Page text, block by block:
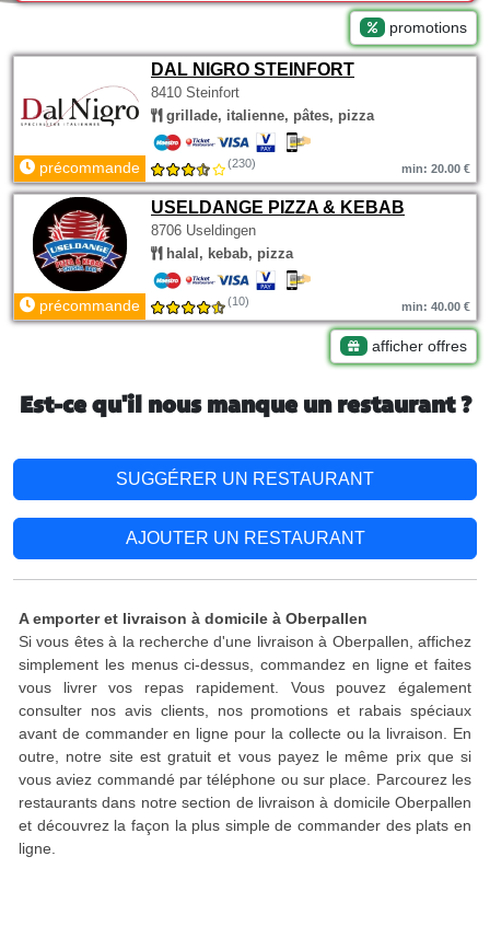
promotions
DAL NIGRO STEINFORT
8410 Steinfort
grillade, italienne, pâtes, pizza
précommande (230) min: 20.00 €
USELDANGE PIZZA & KEBAB
8706 Useldingen
halal, kebab, pizza
précommande (10) min: 40.00 €
afficher offres
Est-ce qu'il nous manque un restaurant ?
SUGGÉRER UN RESTAURANT
AJOUTER UN RESTAURANT
A emporter et livraison à domicile à Oberpallen
Si vous êtes à la recherche d'une livraison à Oberpallen, affichez
simplement les menus ci-dessus, commandez en ligne et faites
vous livrer vos repas rapidement. Vous pouvez également
consulter nos avis clients, nos promotions et rabais spéciaux
avant de commander en ligne pour la collecte ou la livraison. En
outre, notre site est gratuit et vous payez le même prix que si
vous aviez commandé par téléphone ou sur place. Parcourez les
restaurants dans notre section de livraison à domicile Oberpallen
et découvrez la façon la plus simple de commander des plats en
ligne.